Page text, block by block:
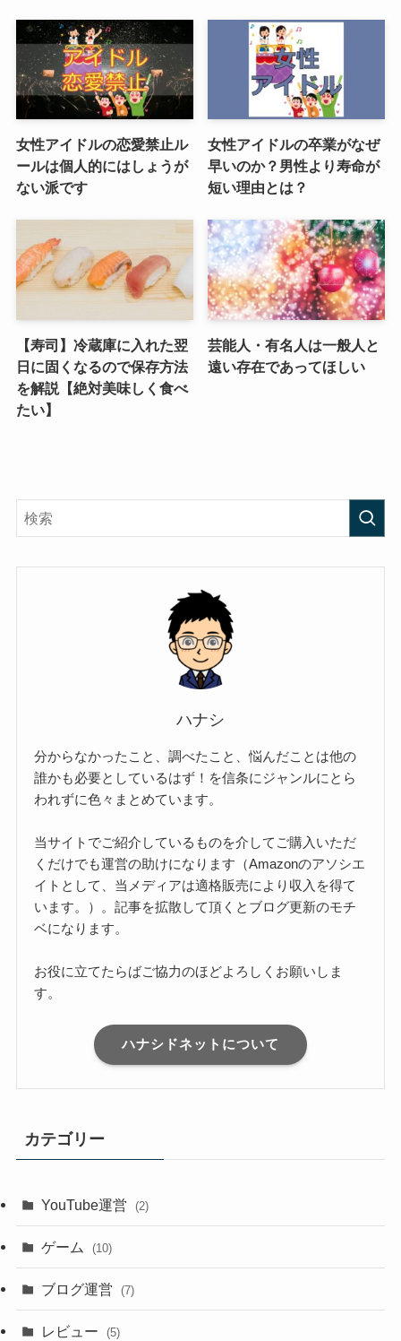
女性アイドルの恋愛禁止ル
ールは個人的にはしょうが
ない派です
女性アイドルの卒業がなぜ
早いのか？男性より寿命が
短い理由とは？
【寿司】冷蔵庫に入れた翌
日に固くなるので保存方法
を解説【絶対美味しく食べ
たい】
芸能人・有名人は一般人と
遠い存在であってほしい
ハナシ
分からなかったこと、調べたこと、悩んだことは他の
誰かも必要としているはず！を信条にジャンルにとら
われずに色々まとめています。
当サイトでご紹介しているものを介してご購入いただ
くだけでも運営の助けになります（Amazonのアソシエ
イトとして、当メディアは適格販売により収入を得て
います。）。記事を拡散して頂くとブログ更新のモチ
ベになります。
お役に立てたらばご協力のほどよろしくお願いしま
す。
ハナシドネットについて
カテゴリー
YouTube運営 (2)
ゲーム (10)
ブログ運営 (7)
レビュー (5)